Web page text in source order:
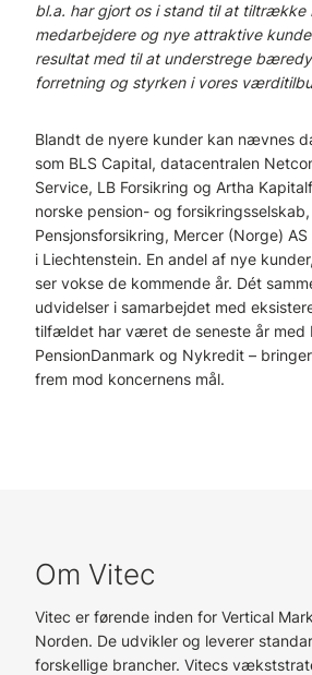
bl.a. har gjort os i stand til at tiltrække
medarbejdere og nye attraktive
resultat med til at understrege
forretning og styrken i vores
Blandt de nyere kunder kan nævnes
som BLS Capital, datacentralen
Service, LB Forsikring og Artha
norske pension- og forsikringsselskab,
Pensjonsforsikring, Mercer (Norge)
i Liechtenstein. En andel af nye
ser vokse de kommende år. Dét
udvidelser i samarbejdet med
tilfældet har været de seneste år med
PensionDanmark og Nykredit –
frem mod koncernens mål.
Om Vitec
Vitec er førende inden for Vertical
Norden. De udvikler og leverer
forskellige brancher. Vitecs